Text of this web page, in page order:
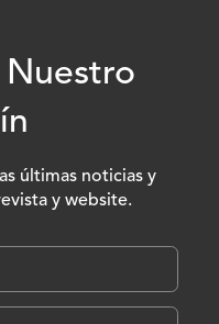
últimas noticias y
y website.